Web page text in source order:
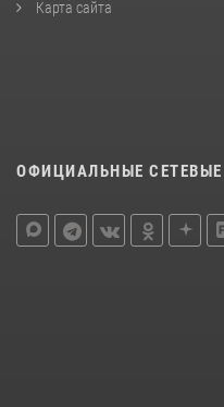
Карта сайта
ОФИЦИАЛЬНЫЕ